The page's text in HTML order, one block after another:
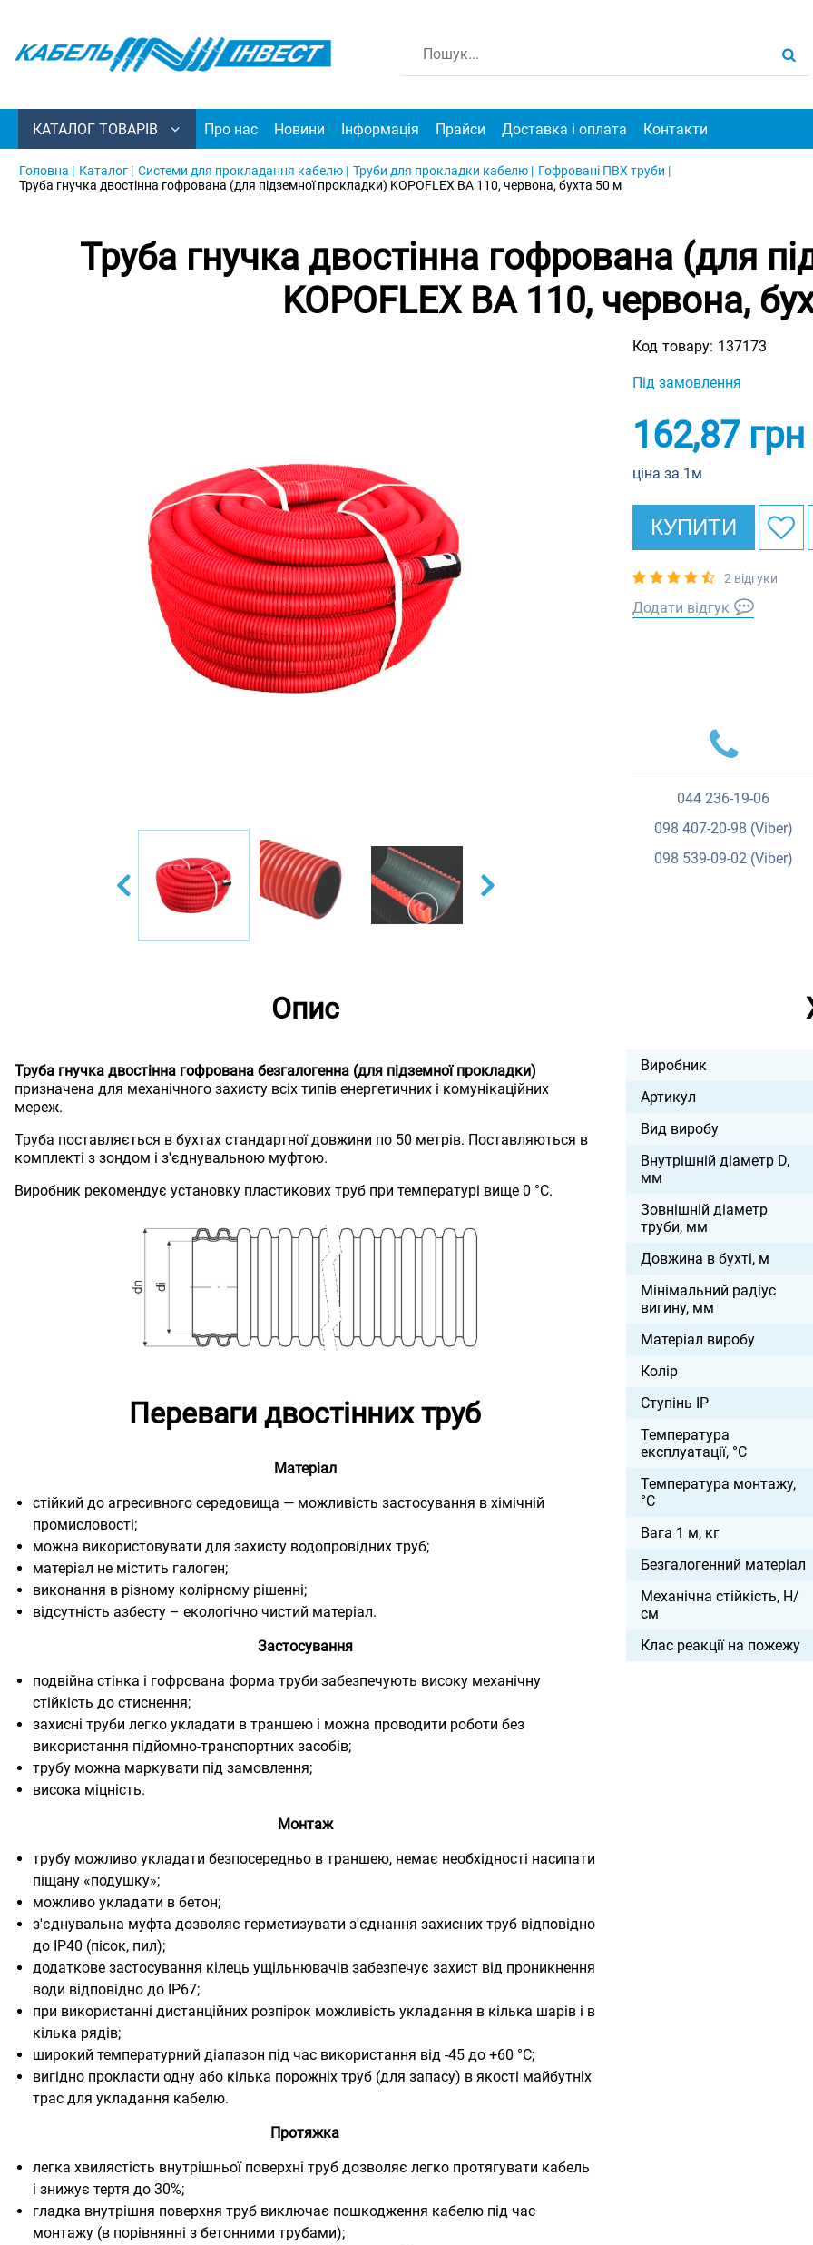
КАТАЛОГ ТОВАРІВ Про нас Новини Інформація Прайси Доставка і оплата Контакти
Головна | Каталог | Системи для прокладання кабелю | Труби для прокладки кабелю | Гофровані ПВХ труби |
Труба гнучка двостінна гофрована (для підземної прокладки) KOPOFLEX BA 110, червона, бухта 50 м
Труба гнучка двостінна гофрована (для
KOPOFLEX BA 110, червона,
Код товару: 137173
Під замовлення
162,87грн
ціна за 1м
КУПИТИ
2 відгуки
Додати відгук
044 236-19-06
098 407-20-98 (Viber)
098 539-09-02 (Viber)
Опис
Труба гнучка двостінна гофрована безгалогенна (для підземної прокладки)
призначена для механічного захисту всіх типів енергетичних і комунікаційних
мереж.
Труба поставляється в бухтах стандартної довжини по 50 метрів. Поставляються в
комплекті з зондом і з'єднувальною муфтою.
Виробник рекомендує установку пластикових труб при температурі вище 0 °С.
Переваги двостінних труб
Матеріал
стійкий до агресивного середовища — можливість застосування в хімічній
промисловості;
можна використовувати для захисту водопровідних труб;
матеріал не містить галоген;
виконання в різному колірному рішенні;
відсутність азбесту – екологічно чистий матеріал.
Застосування
подвійна стінка і гофрована форма труби забезпечують високу механічну
стійкість до стиснення;
захисні труби легко укладати в траншею і можна проводити роботи без
використання підйомно-транспортних засобів;
трубу можна маркувати під замовлення;
висока міцність.
Монтаж
трубу можливо укладати безпосередньо в траншею, немає необхідності насипати
піщану «подушку»;
можливо укладати в бетон;
з'єднувальна муфта дозволяє герметизувати з'єднання захисних труб відповідно
до IP40 (пісок, пил);
додаткове застосування кілець ущільнювачів забезпечує захист від проникнення
води відповідно до IP67;
при використанні дистанційних розпірок можливість укладання в кілька шарів і в
кілька рядів;
широкий температурний діапазон під час використання від -45 до +60 °С;
вигідно прокласти одну або кілька порожніх труб (для запасу) в якості майбутніх
трас для укладання кабелю.
Протяжка
легка хвилястість внутрішньої поверхні труб дозволяє легко протягувати кабель
і знижує тертя до 30%;
гладка внутрішня поверхня труб виключає пошкодження кабелю під час
монтажу (в порівнянні з бетонними трубами);
Виробник
Артикул
Вид виробу
Внутрішній діаметр D,
мм
Зовнішній діаметр
труби, мм
Довжина в бухті, м
Мінімальний радіус
вигину, мм
Матеріал виробу
Колір
Ступінь IP
Температура
експлуатації, °С
Температура монтажу,
°С
Вага 1 м, кг
Безгалогенний матеріал
Механічна стійкість, Н/
см
Клас реакції на пожежу